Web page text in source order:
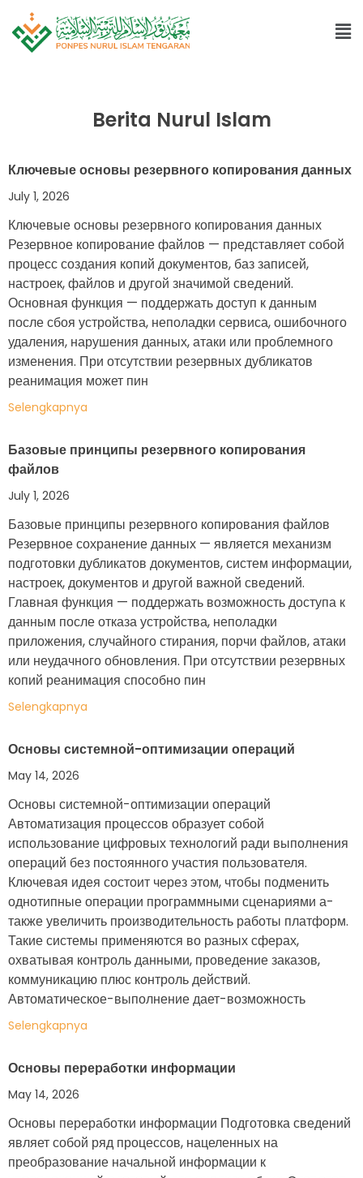
Berita Nurul Islam
Ключевые основы резервного копирования данных
July 1, 2026
Ключевые основы резервного копирования данных
Резервное копирование файлов — представляет собой
процесс создания копий документов, баз записей,
настроек, файлов и другой значимой сведений.
Основная функция — поддержать доступ к данным
после сбоя устройства, неполадки сервиса, ошибочного
удаления, нарушения данных, атаки или проблемного
изменения. При отсутствии резервных дубликатов
реанимация может пин
Selengkapnya
Базовые принципы резервного копирования
файлов
July 1, 2026
Базовые принципы резервного копирования файлов
Резервное сохранение данных — является механизм
подготовки дубликатов документов, систем информации,
настроек, документов и другой важной сведений.
Главная функция — поддержать возможность доступа к
данным после отказа устройства, неполадки
приложения, случайного стирания, порчи файлов, атаки
или неудачного обновления. При отсутствии резервных
копий реанимация способно пин
Selengkapnya
Основы системной-оптимизации операций
May 14, 2026
Основы системной-оптимизации операций
Автоматизация процессов образует собой
использование цифровых технологий ради выполнения
операций без постоянного участия пользователя.
Ключевая идея состоит через этом, чтобы подменить
однотипные операции программными сценариями а-
также увеличить производительность работы платформ.
Такие системы применяются во разных сферах,
охватывая контроль данными, проведение заказов,
коммуникацию плюс контроль действий.
Автоматическое-выполнение дает-возможность
Selengkapnya
Основы переработки информации
May 14, 2026
Основы переработки информации Подготовка сведений
являет собой ряд процессов, нацеленных на
преобразование начальной информации к